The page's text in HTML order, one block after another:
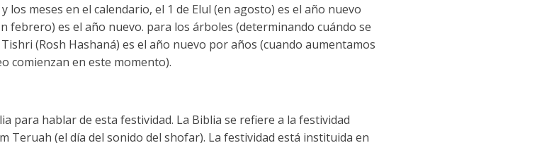
meses en el calendario, el 1 de Elul (en agosto) es el año nuevo
febrero) es el año nuevo. para los árboles (determinando cuándo se
(Rosh Hashaná) es el año nuevo por años (cuando aumentamos
comienzan en este momento).
para hablar de esta festividad. La Biblia se refiere a la festividad
Teruah (el día del sonido del shofar). La festividad está instituida en